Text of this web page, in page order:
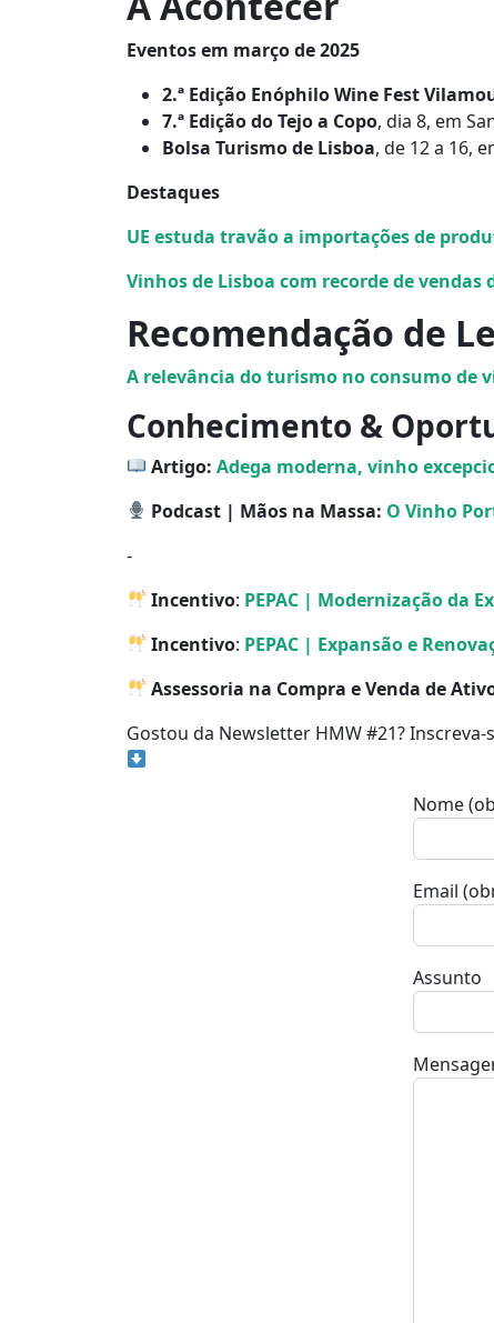
Eventos em março de 2025
2.ª Edição Enóphilo Wine Fest
7.ª Edição do Tejo a Copo, dia 8, em
Bolsa Turismo de Lisboa, de 12 a 16,
Destaques
UE estuda travão a importações de
Vinhos de Lisboa com recorde de vendas
Recomendação de
A relevância do turismo no consumo de
Conhecimento &
Artigo: Adega moderna, vinho
Podcast | Mãos na Massa: O Vinho
⁃
Incentivo: PEPAC | Modernização da
Incentivo: PEPAC | Expansão e
Assessoria na Compra e Venda de
Gostou da Newsletter HMW #21? Inscreva-
Nome
Email
Assunto